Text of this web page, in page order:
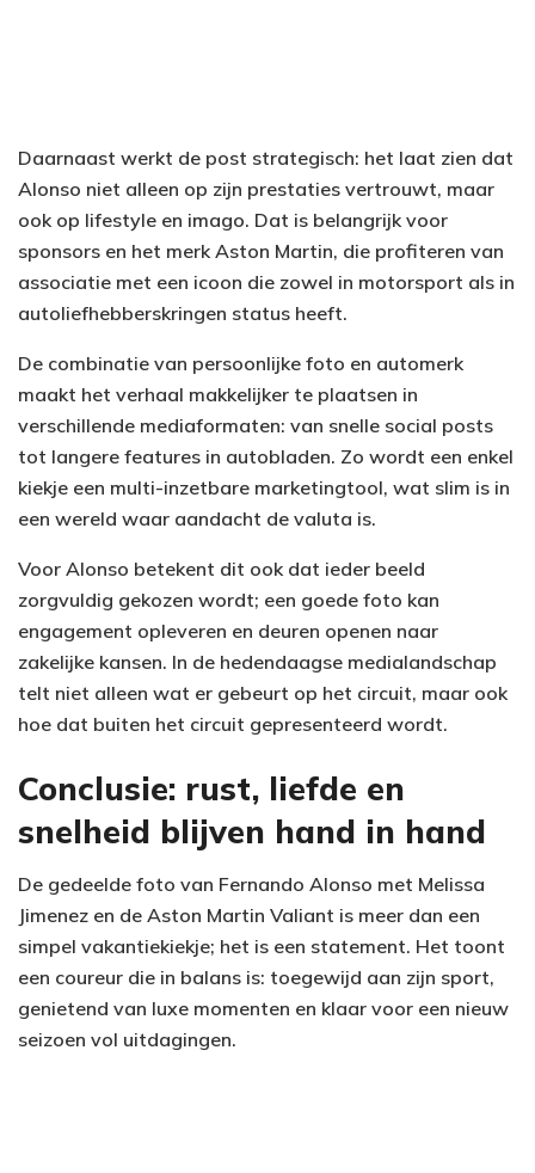
Daarnaast werkt de post strategisch: het laat zien dat
Alonso niet alleen op zijn prestaties vertrouwt, maar
ook op lifestyle en imago. Dat is belangrijk voor
sponsors en het merk Aston Martin, die profiteren van
associatie met een icoon die zowel in motorsport als in
autoliefhebberskringen status heeft.
De combinatie van persoonlijke foto en automerk
maakt het verhaal makkelijker te plaatsen in
verschillende mediaformaten: van snelle social posts
tot langere features in autobladen. Zo wordt een enkel
kiekje een multi-inzetbare marketingtool, wat slim is in
een wereld waar aandacht de valuta is.
Voor Alonso betekent dit ook dat ieder beeld
zorgvuldig gekozen wordt; een goede foto kan
engagement opleveren en deuren openen naar
zakelijke kansen. In de hedendaagse medialandschap
telt niet alleen wat er gebeurt op het circuit, maar ook
hoe dat buiten het circuit gepresenteerd wordt.
Conclusie: rust, liefde en
snelheid blijven hand in hand
De gedeelde foto van Fernando Alonso met Melissa
Jimenez en de Aston Martin Valiant is meer dan een
simpel vakantiekiekje; het is een statement. Het toont
een coureur die in balans is: toegewijd aan zijn sport,
genietend van luxe momenten en klaar voor een nieuw
seizoen vol uitdagingen.